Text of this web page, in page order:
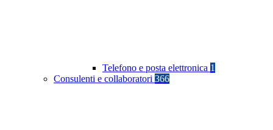
Telefono e posta elettronica 1
Consulenti e collaboratori 366